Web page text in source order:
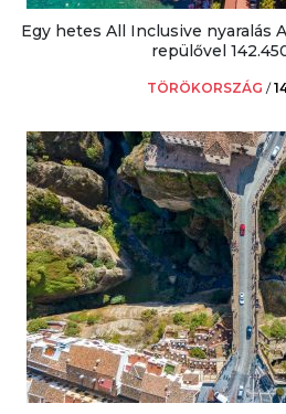
Egy hetes All Inclusive nyaralás
repülővel
TÖRÖKORSZÁG /